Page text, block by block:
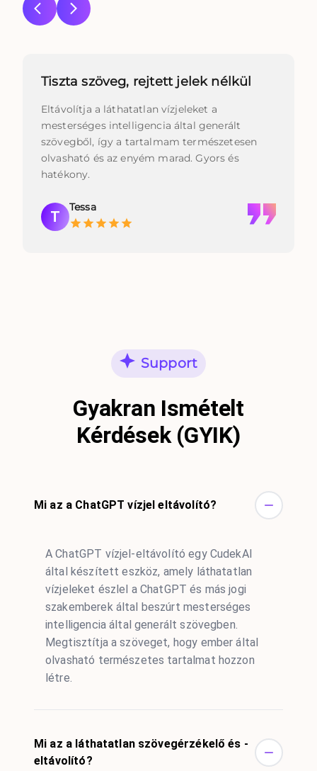
Tiszta szöveg, rejtett jelek nélkül
Eltávolítja a láthatatlan vízjeleket a
mesterséges intelligencia által generált
szövegből, így a tartalmam természetesen
olvasható és az enyém marad. Gyors és
hatékony.
T
Tessa
Support
Gyakran Ismételt
Kérdések (GYIK)
Mi az a ChatGPT vízjel eltávolító?
A ChatGPT vízjel-eltávolító egy CudekAI
által készített eszköz, amely láthatatlan
vízjeleket észlel a ChatGPT és más jogi
szakemberek által beszúrt mesterséges
intelligencia által generált szövegben.
Megtisztítja a szöveget, hogy ember által
olvasható természetes tartalmat hozzon
létre.
Mi az a láthatatlan szövegérzékelő és -
eltávolító?